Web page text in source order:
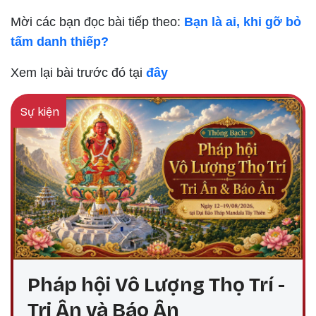
Mời các bạn đọc bài tiếp theo: Bạn là ai, khi gỡ bỏ
tấm danh thiếp?
Xem lại bài trước đó tại đây
Sự kiện
Pháp hội Vô Lượng Thọ Trí -
Tri Ân và Báo Ân